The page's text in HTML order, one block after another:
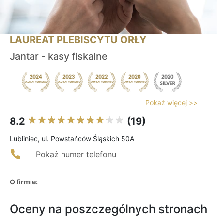
LAUREAT PLEBISCYTU ORŁY
Jantar - kasy fiskalne
Pokaż więcej >>
8.2 (19)
Lubliniec, ul. Powstańców Śląskich 50A
Pokaż numer telefonu
O firmie:
Oceny na poszczególnych stronach